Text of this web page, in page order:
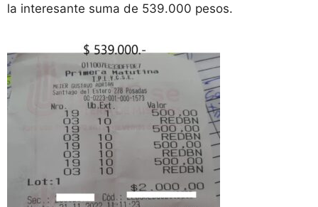
la interesante suma de 539.000 pesos.